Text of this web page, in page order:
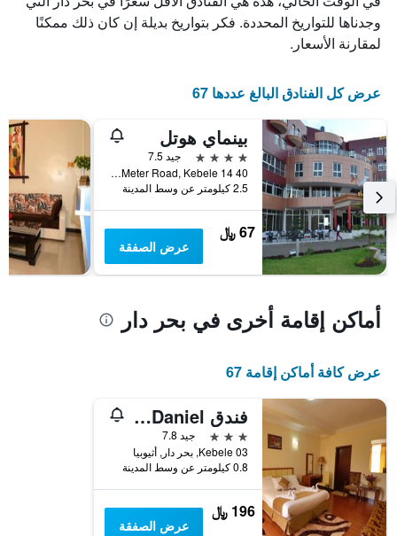
الذي
يعرض
أيام
يتضمن
المخطط
التالي
1
محور
Y
الذي
يعرض
متوسط
سعر
غرفة
وجدناها للتواريخ المحددة. فكر بتواريخ بديلة إن كان ذلك ممكنًا
لمقارنة الأسعار.
عرض كل الفنادق البالغ عددها 67
بينماي هوتل
4 نجوم
جيد 7.5
40 Meter Road, Kebele 14, بحر دار, أثيوبيا
2.5 كيلومتر عن وسط المدينة
67 ﷼
عرض الصفقة
أماكن إقامة أخرى في بحر دار
عرض كافة أماكن إقامة 67
فندق Bete Daniel
3 نجوم
جيد 7.8
Kebele 03, بحر دار, أثيوبيا
0.8 كيلومتر عن وسط المدينة
196 ﷼
عرض الصفقة